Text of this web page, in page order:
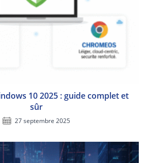
10 2025 : guide complet et
sûr
27 septembre 2025